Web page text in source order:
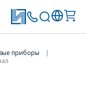
приборы